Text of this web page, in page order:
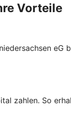
Vorteile
zahlen. So